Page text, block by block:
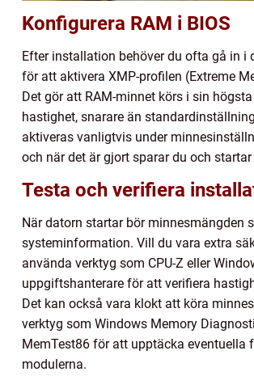
Konfigurera RAM i BIOS
Efter installation behöver du ofta gå in i
för att aktivera XMP-profilen (Extreme
Det gör att RAM-minnet körs i sin
hastighet, snarare än
aktiveras vanligtvis under
och när det är gjort sparar du och
Testa och verifiera
När datorn startar bör minnesmängden
systeminformation. Vill du vara extra
använda verktyg som CPU-Z eller
uppgiftshanterare för att verifiera
Det kan också vara klokt att köra
verktyg som Windows Memory
MemTest86 för att upptäcka eventuella
modulerna.